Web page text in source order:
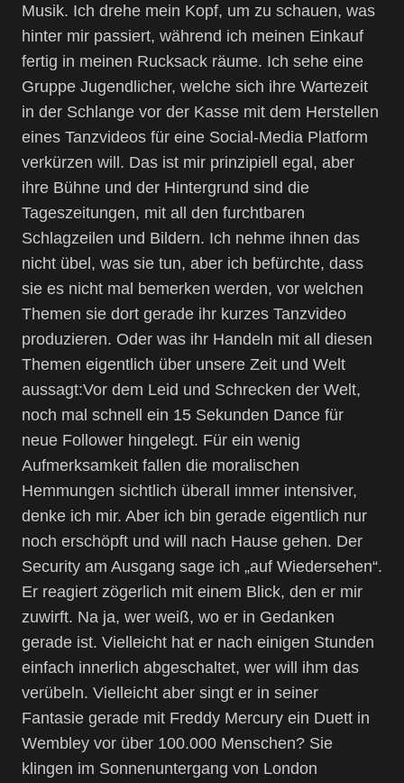
Musik. Ich drehe mein Kopf, um zu schauen, was
hinter mir passiert, während ich meinen Einkauf
fertig in meinen Rucksack räume. Ich sehe eine
Gruppe Jugendlicher, welche sich ihre Wartezeit
in der Schlange vor der Kasse mit dem Herstellen
eines Tanzvideos für eine Social-Media Platform
verkürzen will. Das ist mir prinzipiell egal, aber
ihre Bühne und der Hintergrund sind die
Tageszeitungen, mit all den furchtbaren
Schlagzeilen und Bildern. Ich nehme ihnen das
nicht übel, was sie tun, aber ich befürchte, dass
sie es nicht mal bemerken werden, vor welchen
Themen sie dort gerade ihr kurzes Tanzvideo
produzieren. Oder was ihr Handeln mit all diesen
Themen eigentlich über unsere Zeit und Welt
aussagt:Vor dem Leid und Schrecken der Welt,
noch mal schnell ein 15 Sekunden Dance für
neue Follower hingelegt. Für ein wenig
Aufmerksamkeit fallen die moralischen
Hemmungen sichtlich überall immer intensiver,
denke ich mir. Aber ich bin gerade eigentlich nur
noch erschöpft und will nach Hause gehen. Der
Security am Ausgang sage ich „auf Wiedersehen“.
Er reagiert zögerlich mit einem Blick, den er mir
zuwirft. Na ja, wer weiß, wo er in Gedanken
gerade ist. Vielleicht hat er nach einigen Stunden
einfach innerlich abgeschaltet, wer will ihm das
verübeln. Vielleicht aber singt er in seiner
Fantasie gerade mit Freddy Mercury ein Duett in
Wembley vor über 100.000 Menschen? Sie
klingen im Sonnenuntergang von London